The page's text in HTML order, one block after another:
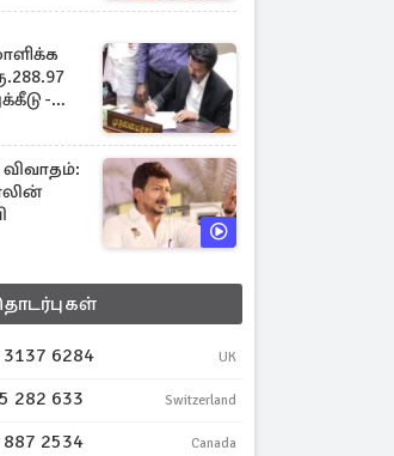
-
6284 UK
282 633 Switzerland
2534 Canada